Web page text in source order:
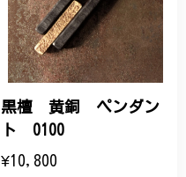
黒檀 黄銅 ペンダン
ト 0100
¥10,800